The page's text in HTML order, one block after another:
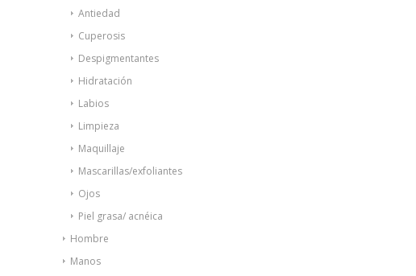
Antiedad
Cuperosis
Despigmentantes
Hidratación
Labios
Limpieza
Maquillaje
Mascarillas/exfoliantes
Ojos
Piel grasa/ acnéica
Hombre
Manos